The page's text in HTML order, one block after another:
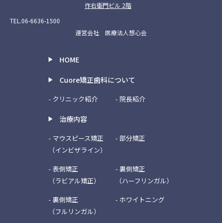
作右衛門ビル 2階
TEL.06-6636-1500
運営会社 医療法人想心会
HOME
治療内容
- マウスピース矯正
（インビザライン）
- 部分矯正
- 表側矯正
（ラビアル矯正）
- 裏側矯正
（ハーフリンガル）
- 裏側矯正
（フルリンガル）
- ホワイトニング
Cuore矯正歯科について
- クリニック紹介 - 院長紹介